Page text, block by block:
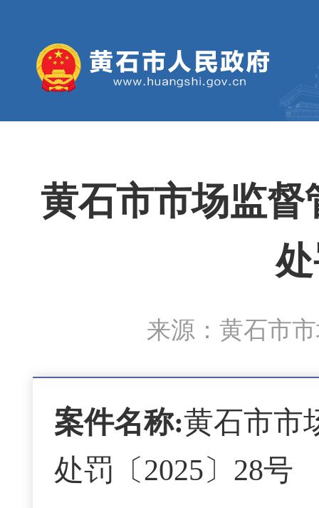
黄石市市场监督
来源：黄石市
案件名称:黄石市市
处罚〔2025〕28号